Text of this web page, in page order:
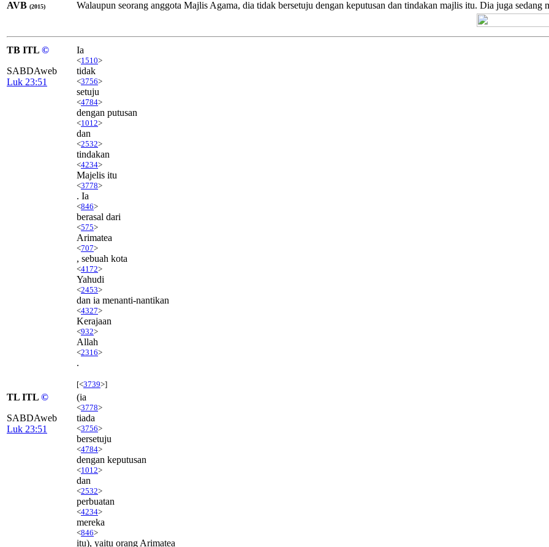
AVB (2015) Walaupun seorang anggota Majlis Agama, dia tidak bersetuju dengan keputusan dan tindakan majlis itu. Dia juga sedang
TB ITL ©
SABDAweb
Luk 23:51
Ia
<1510>
tidak
<3756>
setuju
<4784>
dengan putusan
<1012>
dan
<2532>
tindakan
<4234>
Majelis itu
<3778>
. Ia
<846>
berasal dari
<575>
Arimatea
<707>
, sebuah kota
<4172>
Yahudi
<2453>
dan ia menanti-nantikan
<4327>
Kerajaan
<932>
Allah
<2316>
.
[<3739>]
TL ITL ©
SABDAweb
Luk 23:51
(ia
<3778>
tiada
<3756>
bersetuju
<4784>
dengan keputusan
<1012>
dan
<2532>
perbuatan
<4234>
mereka
<846>
itu), yaitu orang Arimatea